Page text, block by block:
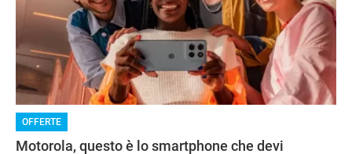
OFFERTE
Motorola, questo è lo smartphone che devi